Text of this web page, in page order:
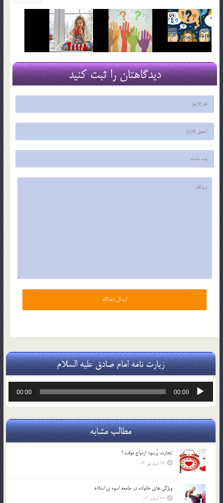
دیدگاهتان را ثبت کنید
زیارت نامه امام صادق علیه السلام
پخش‌کننده
00:00
00:00
مطالب مشابه
تجارت پُرسود ازدواج موقت !
16 شهریور 04
ويژگي هاي خانواده در جامعه اسوه ي اسلام
29 اسفند 03